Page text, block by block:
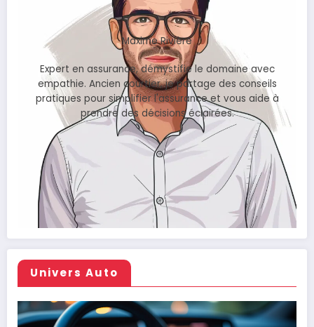
Maxime Rivière
Expert en assurance, démystifie le domaine avec
empathie. Ancien courtier, je partage des conseils
pratiques pour simplifier l'assurance et vous aide à
prendre des décisions éclairées.
Univers Auto